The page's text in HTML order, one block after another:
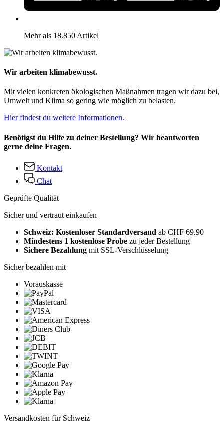
Mehr als 18.850 Artikel
Wir arbeiten klimabewusst.
Mit vielen konkreten ökologischen Maßnahmen tragen wir dazu bei,
Umwelt und Klima so gering wie möglich zu belasten.
Hier findest du weitere Informationen.
Benötigst du Hilfe zu deiner Bestellung? Wir beantworten
gerne deine Fragen.
Kontakt
Chat
Geprüfte Qualität
Sicher und vertraut einkaufen
Schweiz: Kostenloser Standardversand ab CHF 69.90
Mindestens 1 kostenlose Probe zu jeder Bestellung
Sichere Bezahlung mit SSL-Verschlüsselung
Sicher bezahlen mit
Vorauskasse
Versandkosten für Schweiz